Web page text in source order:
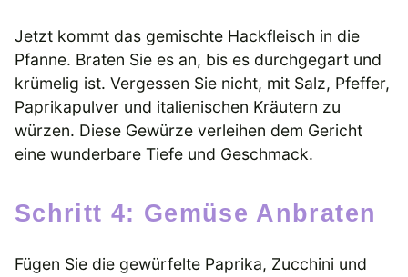
Jetzt kommt das gemischte Hackfleisch in die
Pfanne. Braten Sie es an, bis es durchgegart und
krümelig ist. Vergessen Sie nicht, mit Salz, Pfeffer,
Paprikapulver und italienischen Kräutern zu
würzen. Diese Gewürze verleihen dem Gericht
eine wunderbare Tiefe und Geschmack.
Schritt 4: Gemüse Anbraten
Fügen Sie die gewürfelte Paprika, Zucchini und